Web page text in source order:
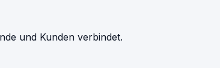
und Kunden verbindet.